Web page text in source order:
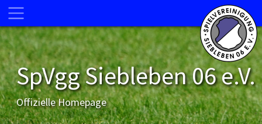
SpVgg Siebleben 06 e.V.
Offizielle Homepage